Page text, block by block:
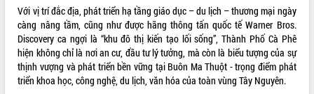
Nâng cao hiệu lực, hiệu quả HĐND
tỉnh thông qua hiện đại hóa hành chính
Xã Ea Phê gắn cải cách hành chính với
chuyển đổi số
Phó Chủ tịch Thường trực UBND tỉnh
Với vị trí đắc địa, phát triển hạ tầng giáo dục – du lịch – thương mại ngày
càng nâng tầm, cũng như được hãng thông tấn quốc tế Warner Bros.
Discovery ca ngợi là “khu đô thị kiến tạo lối sống”, Thành Phố Cà Phê
hiện không chỉ là nơi an cư, đầu tư lý tưởng, mà còn là biểu tượng của sự
thịnh vượng và phát triển bền vững tại Buôn Ma Thuột - trọng điểm phát
triển khoa học, công nghệ, du lịch, văn hóa của toàn vùng Tây Nguyên.